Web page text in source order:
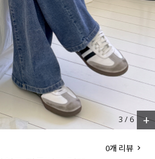
니트
블라우스
원피스
팬츠
스커트 3 / 6 +
0개 리뷰